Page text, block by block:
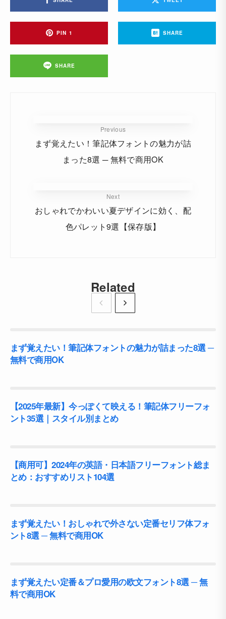
PIN 1 SHARE
SHARE
Previous
まず覚えたい！筆記体フォントの魅力が詰
まった8選 ─ 無料で商用OK
Next
おしゃれでかわいい夏デザインに効く、配
色パレット9選【保存版】
Related
まず覚えたい！筆記体フォントの魅力が詰まった8選 ─
無料で商用OK
【2025年最新】今っぽくて映える！筆記体フリーフォ
ント35選｜スタイル別まとめ
【商用可】2024年の英語・日本語フリーフォント総ま
とめ：おすすめリスト104選
まず覚えたい！おしゃれで外さない定番セリフ体フォ
ント8選 ─ 無料で商用OK
まず覚えたい定番＆プロ愛用の欧文フォント8選 ─ 無
料で商用OK